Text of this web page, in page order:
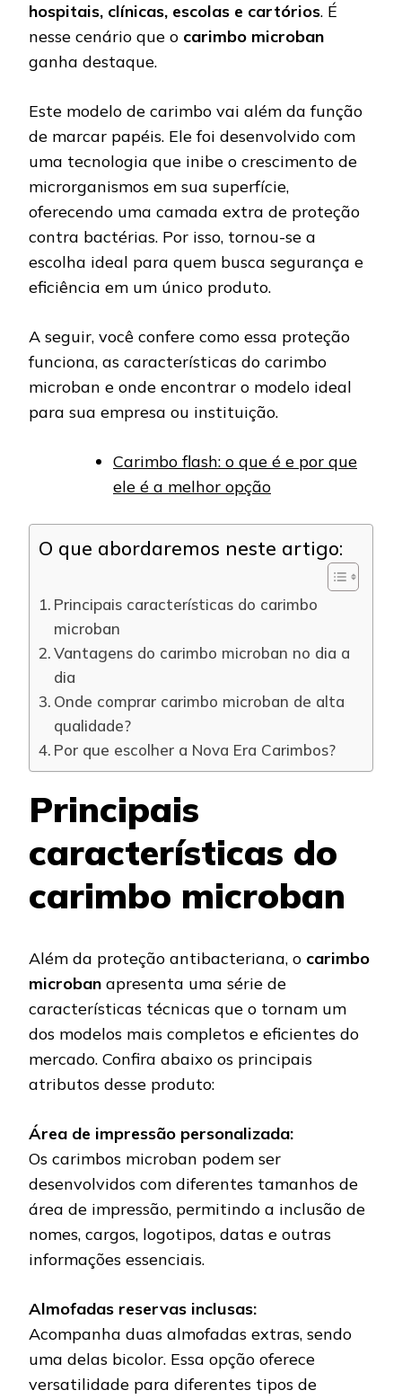
hospitais, clínicas, escolas e cartórios. É
nesse cenário que o carimbo microban
ganha destaque.
Este modelo de carimbo vai além da função
de marcar papéis. Ele foi desenvolvido com
uma tecnologia que inibe o crescimento de
microrganismos em sua superfície,
oferecendo uma camada extra de proteção
contra bactérias. Por isso, tornou-se a
escolha ideal para quem busca segurança e
eficiência em um único produto.
A seguir, você confere como essa proteção
funciona, as características do carimbo
microban e onde encontrar o modelo ideal
para sua empresa ou instituição.
Carimbo flash: o que é e por que
ele é a melhor opção
O que abordaremos neste artigo:
Principais características do carimbo
microban
Vantagens do carimbo microban no dia a
dia
Onde comprar carimbo microban de alta
qualidade?
Por que escolher a Nova Era Carimbos?
Principais
características do
carimbo microban
Além da proteção antibacteriana, o carimbo
microban apresenta uma série de
características técnicas que o tornam um
dos modelos mais completos e eficientes do
mercado. Confira abaixo os principais
atributos desse produto:
Área de impressão personalizada:
Os carimbos microban podem ser
desenvolvidos com diferentes tamanhos de
área de impressão, permitindo a inclusão de
nomes, cargos, logotipos, datas e outras
informações essenciais.
Almofadas reservas inclusas:
Acompanha duas almofadas extras, sendo
uma delas bicolor. Essa opção oferece
versatilidade para diferentes tipos de